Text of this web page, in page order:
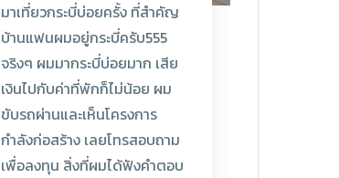
มาเที่ยวกระบี่บ่อยครั้ง ที่สำคัญ
บ้านแฟนผมอยู่กระบี่ครับ555
จริงๆ ผมมากระบี่บ่อยมาก เสีย
เงินไปกับค่าที่พักก็ไม่น้อย ผม
ขับรถผ่านและเห็นโครงการ
กำลังก่อสร้าง เลยโทรสอบถาม
เพื่อลงทุน สิ่งที่ผมได้ฟังคำตอบ